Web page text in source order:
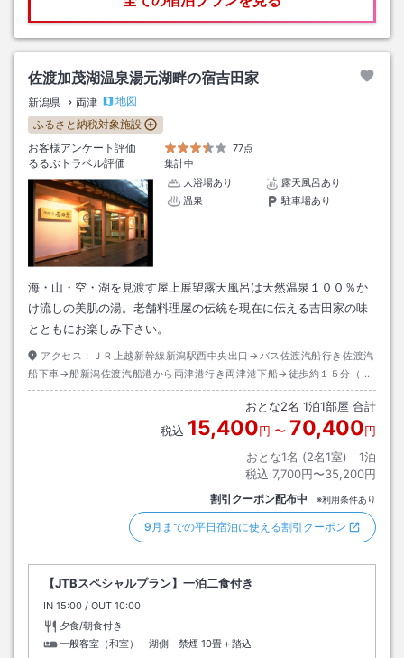
佐渡加茂湖温泉湯元湖畔の宿吉田家
新潟県 両津
地図
ふるさと納税対象施設
お客様アンケート評価
77点
るるぶトラベル評価
集計中
大浴場あり
露天風呂あり
温泉
駐車場あり
海・山・空・湖を見渡す屋上展望露天風呂は天然温泉１００％か
け流しの美肌の湯。老舗料理屋の伝統を現在に伝える吉田家の味
とともにお楽しみ下さい。
アクセス：
ＪＲ上越新幹線新潟駅西中央出口→バス佐渡汽船行き佐渡汽
船下車→船新潟佐渡汽船港から両津港行き両津港下船→徒歩約１５分（ホ
テル送迎バスあり１４：００～１９：２０到着時電話連絡にて）また翌日
は佐渡汽船まで７：４０～１０：００まで定期的に無料運行あり。
おとな2名 1泊1部屋 合計
税込 15,400円 〜 70,400円
おとな1名 (2名1室)｜ 1泊
税込 7,700円〜35,200円
割引クーポン配布中 ※利用条件あり
9月までの平日宿泊に使える割引クーポン
【JTBスペシャルプラン】一泊二食付き
IN チェックイン
15:00 / OUT チェックアウト
10:00
夕食/朝食付き
一般客室（和室） 湖側 禁煙 10畳＋踏込